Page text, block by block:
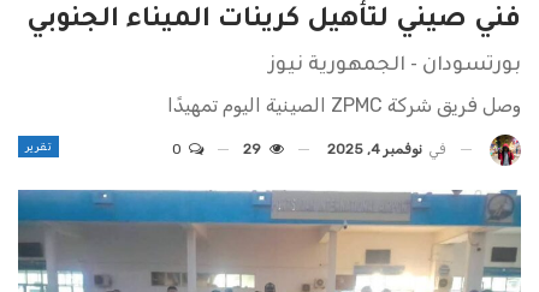
فني صيني لتأهيل كرينات الميناء الجنوبي
بورتسودان - الجمهورية نيوز
وصل فريق شركة ZPMC الصينية اليوم تمهيدًا
تقرير في نوفمبر 4, 2025 29